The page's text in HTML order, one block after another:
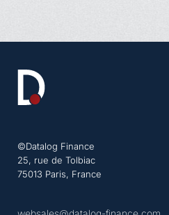
©Datalog Finance
25, rue de Tolbiac
75013 Paris, France